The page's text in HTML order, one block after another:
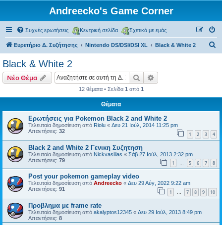
Andreecko's Game Corner
Συχνές ερωτήσεις Κεντρική σελίδα Σχετικά με εμάς
Ευρετήριο Δ. Συζήτησης Nintendo DS/DSI/DSI XL Black & White 2
η
Black & White 2
Νέο Θέμα Αναζήτηση
12 θέματα • Σελίδα 1 από 1
Θέματα
Ερωτήσεις για Pokemon Black 2 and White 2
Τελευταία δημοσίευση από Riolu « Δευ 21 Ιούλ, 2014 11:25 pm
Απαντήσεις: 32 1 2 3 4
Black 2 and White 2 Γενικη Συζητηση
Τελευταία δημοσίευση από Nickvasilias « Σάβ 27 Ιούλ, 2013 2:32 pm
Απαντήσεις: 79 1 5 6 7 8
Post your pokemon gameplay video
Τελευταία δημοσίευση από Andreecko « Δευ 29 Αύγ, 2022 9:22 am
Απαντήσεις: 91 1 … 7 8 9 10
Προβλημα με frame rate
Τελευταία δημοσίευση από akalyptos12345 « Δευ 29 Ιούλ, 2013 8:49 pm
Απαντήσεις: 8